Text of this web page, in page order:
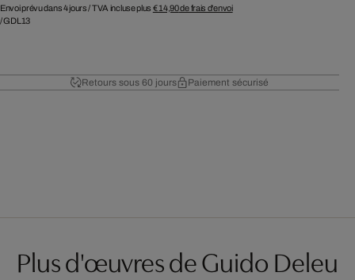
Envoi prévu dans 4 jours /TVA incluse plus € 14,90de frais d'envoi
/GDL13
Retours sous 60 jours Paiement sécurisé
Plus d'œuvres de Guido Deleu